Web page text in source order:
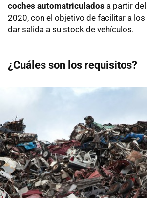
coches automatriculados a partir
2020, con el objetivo de facilitar a
dar salida a su stock de vehículos.
¿Cuáles son los requisitos?